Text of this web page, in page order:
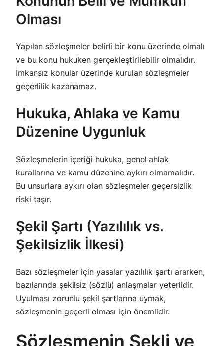
Olması
Yapılan sözleşmeler belirli bir konu üzerinde olmalı
ve bu konu hukuken gerçekleştirilebilir olmalıdır.
İmkansız konular üzerinde kurulan sözleşmeler
geçerlilik kazanamaz.
Hukuka, Ahlaka ve Kamu
Düzenine Uygunluk
Sözleşmelerin içeriği hukuka, genel ahlak
kurallarına ve kamu düzenine aykırı olmamalıdır.
Bu unsurlara aykırı olan sözleşmeler geçersizlik
riski taşır.
Şekil Şartı (Yazılılık vs.
Şekilsizlik İlkesi)
Bazı sözleşmeler için yasalar yazılılık şartı ararken,
bazılarında şekilsiz (sözlü) anlaşmalar yeterlidir.
Uyulması zorunlu şekil şartlarına uymak,
sözleşmenin geçerli olması için önemlidir.
Sözleşmenin Şekli ve